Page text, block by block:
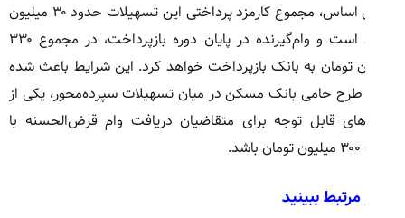
بر این اساس، مجموع کارمزد پرداختی این تسهیلات حدود ۳۰ میلیون
تومان است و وام‌گیرنده در پایان دوره بازپرداخت، در مجموع ۳۳۰
تومان به بانک بازپرداخت خواهد کرد. این شرایط باعث شده
حامی بانک مسکن در میان تسهیلات سپرده‌محور، یکی از
قابل توجه برای متقاضیان دریافت وام قرض‌الحسنه با
مرتبط ببینید